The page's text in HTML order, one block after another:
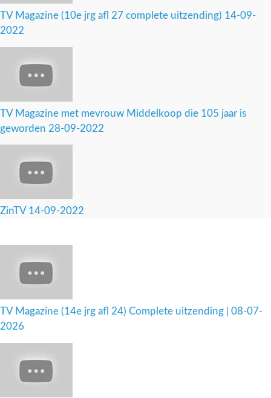
TV Magazine (10e jrg afl 27 complete uitzending) 14-09-
2022
TV Magazine met mevrouw Middelkoop die 105 jaar is
geworden 28-09-2022
ZinTV 14-09-2022
TV Magazine (14e jrg afl 24) Complete uitzending | 08-07-
2026